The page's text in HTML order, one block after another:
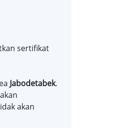
sertifikat
Jabodetabek.
akan